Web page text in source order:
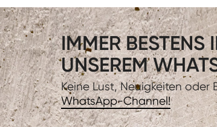
IMMER BESTENS
UNSEREM
Keine Lust, Neuigkeiten oder
WhatsApp-Channel!